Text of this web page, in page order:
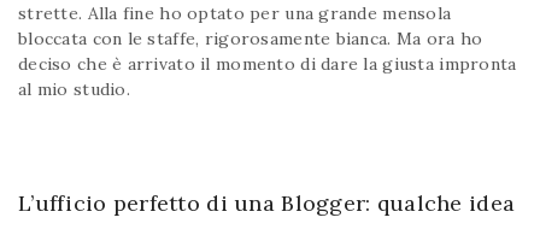
strette. Alla fine ho optato per una grande mensola
bloccata con le staffe, rigorosamente bianca. Ma ora ho
deciso che è arrivato il momento di dare la giusta impronta
al mio studio.
L’ufficio perfetto di una Blogger: qualche idea